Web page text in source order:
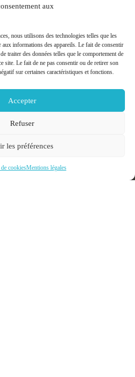
aux
nous utilisons des technologies telles que les
aux informations des appareils. Le fait de consentir
traiter des données telles que le comportement de
site. Le fait de ne pas consentir ou de retirer son
sur certaines caractéristiques et fonctions.
Accepter
Refuser
les préférences
cookiesMentions légales